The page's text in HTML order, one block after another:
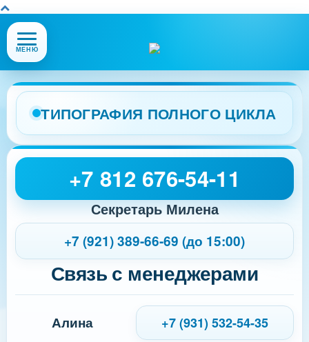
Открыть
или
меню
сайта
МЕНЮ
ТИПОГРАФИЯ ПОЛНОГО ЦИКЛА
+7 812 676-54-11
Секретарь Милена
+7 (921) 389-66-69 (до 15:00)
Связь с менеджерами
Алина +7 (931) 532-54-35